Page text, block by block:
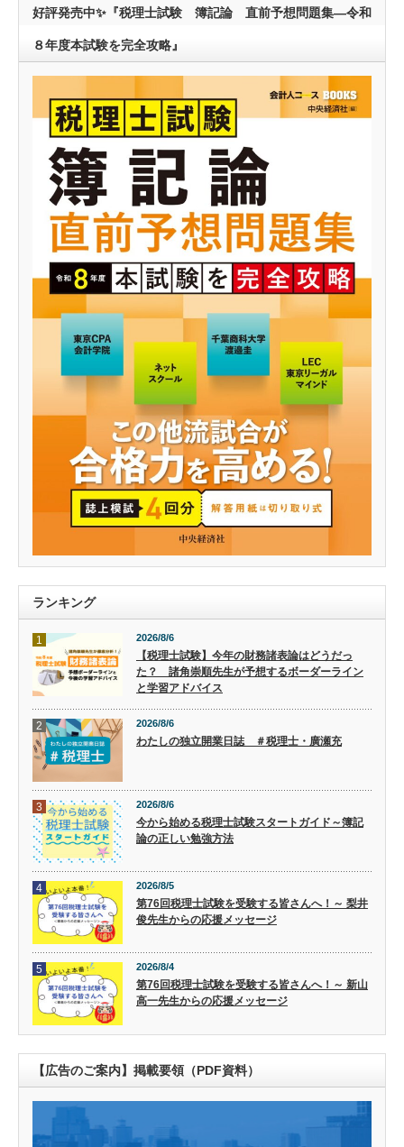
好評発売中✨『税理士試験 簿記論 直前予想問題集―令和
８年度本試験を完全攻略』
ランキング
1 2026/8/6
【税理士試験】今年の財務諸表論はどうだっ
た？ 諸角崇順先生が予想するボーダーライン
と学習アドバイス
2 2026/8/6
わたしの独立開業日誌 ＃税理士・廣瀬充
3 2026/8/6
今から始める税理士試験スタートガイド～簿記
論の正しい勉強方法
4 2026/8/5
第76回税理士試験を受験する皆さんへ！～ 梨井
俊先生からの応援メッセージ
5 2026/8/4
第76回税理士試験を受験する皆さんへ！～ 新山
高一先生からの応援メッセージ
【広告のご案内】掲載要領（PDF資料）